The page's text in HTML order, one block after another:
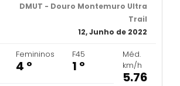
DMUT - Douro Montemuro Ultra
Trail
12, Junho de 2022
Femininos
4 º
F45
1 º
Méd.
km/h
5.76